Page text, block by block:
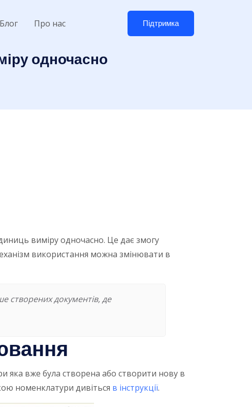
Блог Про нас Підтримка
одночасно
виміру одночасно. Це дає змогу
використання можна змінювати в
створених документів, де
яка вже була створена або створити нову в
номенклатури дивіться в інструкції.